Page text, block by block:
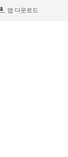
앱 다운로드